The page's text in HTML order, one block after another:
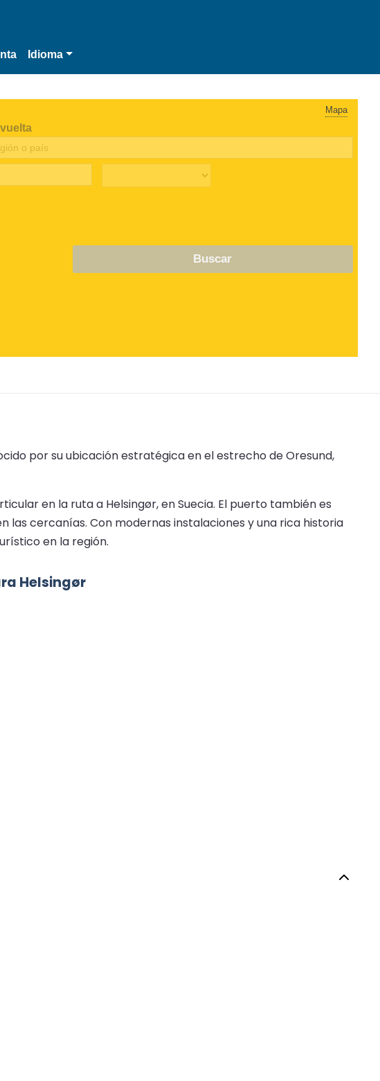
Idioma
Mapa
Buscar
por su ubicación estratégica en el estrecho de Oresund,
en la ruta a Helsingør, en Suecia. El puerto también es
cercanías. Con modernas instalaciones y una rica historia
en la región.
Helsingør